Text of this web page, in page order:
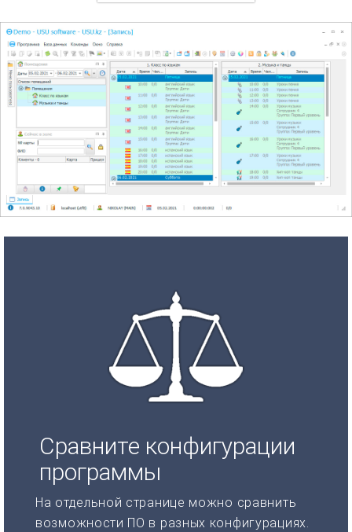
Сравните конфигурации
программы
На отдельной странице можно сравнить
возможности ПО в разных конфигурациях.